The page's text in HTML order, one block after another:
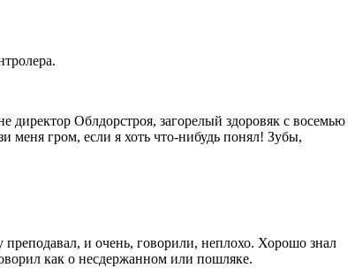
Облдорстроя, загорелый здоровяк с восемью
меня гром, если я хоть что-нибудь понял! Зубы,
и очень, говорили, неплохо. Хорошо знал
как о несдержанном или пошляке.